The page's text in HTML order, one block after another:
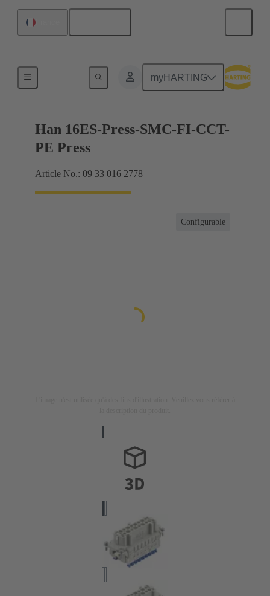
myHARTING
Intensités jusqu'à 16 A
Han 16ES-Press-SMC-FI-CCT-
PE Press
Article No.: 09 33 016 2778
Configurable